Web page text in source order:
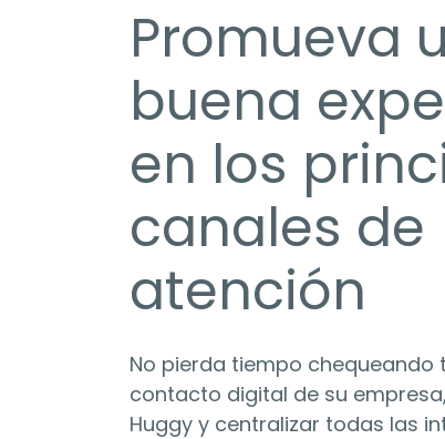
Promueva
buena
en los
canales de
atención
No pierda tiempo chequeando
contacto digital de su
Huggy y centralizar todas las